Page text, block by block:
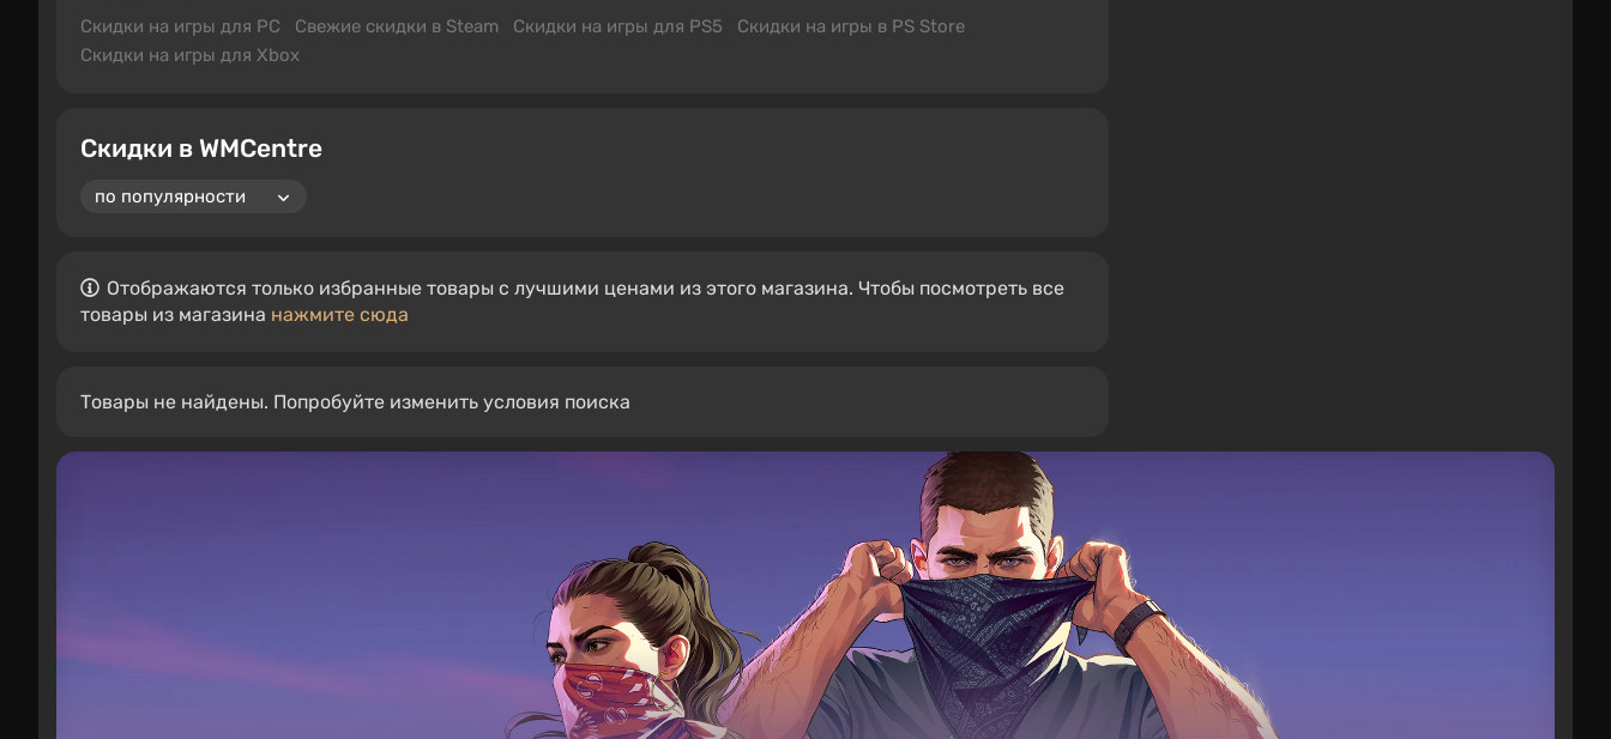
Скидки на игры для PC Свежие скидки в Steam Скидки на игры для PS5
Скидки на игры в PS Store
Скидки на игры для Xbox
Скидки в WMCentre
Отображаются только избранные товары с лучшими ценами из этого магазина. Чтобы посмотреть все
товары из магазина нажмите сюда
Товары не найдены. Попробуйте изменить условия поиска